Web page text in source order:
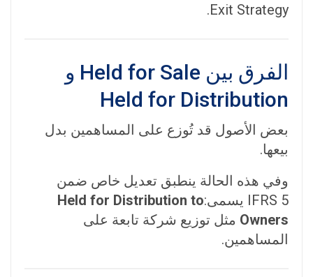
Exit Strategy.
الفرق بين Held for Sale و
Held for Distribution
بعض الأصول قد تُوزع على المساهمين بدل
بيعها.
وفي هذه الحالة ينطبق تعديل خاص ضمن
IFRS 5 يسمى:
Held for Distribution to
Owners مثل توزيع شركة تابعة على
المساهمين.